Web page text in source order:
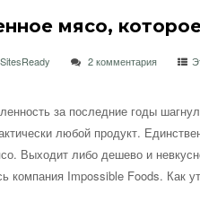
мясо,
SitesReady 2 комментария
за последние годы
любой продукт.
Выходит либо дешево и
компания Impossible Foods.